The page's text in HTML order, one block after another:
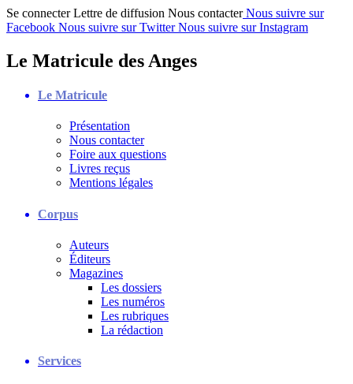
Se connecter Lettre de diffusion Nous contacter Nous suivre sur
Facebook Nous suivre sur Twitter Nous suivre sur Instagram
Le Matricule des Anges
Le Matricule
Présentation
Nous contacter
Foire aux questions
Livres reçus
Mentions légales
Corpus
Auteurs
Éditeurs
Magazines
Les dossiers
Les numéros
Les rubriques
La rédaction
Services